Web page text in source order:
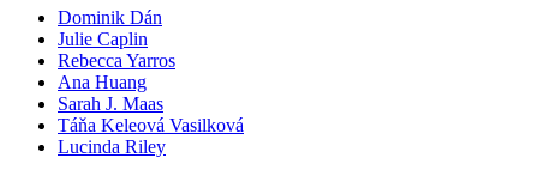
Dominik Dán
Julie Caplin
Rebecca Yarros
Ana Huang
Sarah J. Maas
Táňa Keleová Vasilková
Lucinda Riley